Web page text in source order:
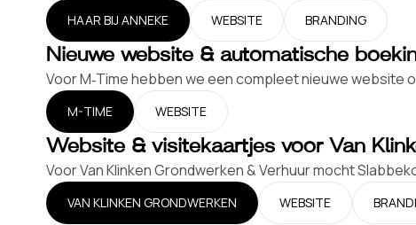
HAAR BIJ ANNEKE WEBSITE BRANDING
Nieuwe website & automatische
Voor M‑Time hebben we een compleet nieuwe
M-TIME WEBSITE
Website & visitekaartjes voor Van
Voor Van Klinken Grondwerken & Verhuur mocht
VAN KLINKEN GRONDWERKEN WEBSITE